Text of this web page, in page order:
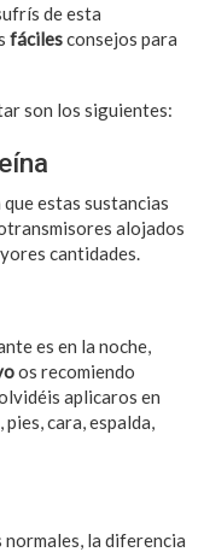
de esta
fácilesconsejos para
son los siguientes:
estas sustancias
alojados
cantidades.
es en la noche,
os recomiendo
aplicaros en
pies, cara, espalda,
la diferencia